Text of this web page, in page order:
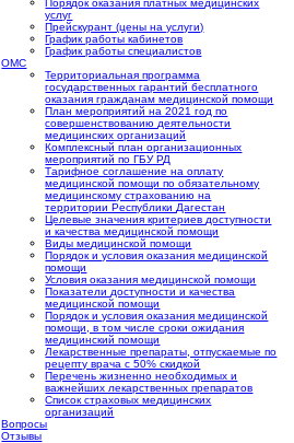
Порядок оказания платных медицинских
услуг
Прейскурант (цены на услуги)
График работы кабинетов
График работы специалистов
ОМС
Территориальная программа
государственных гарантий бесплатного
оказания гражданам медицинской помощи
План мероприятий на 2021 год по
совершенствованию деятельности
медицинских организаций
Комплексный план организационных
мероприятий по ГБУ РД
Тарифное соглашение на оплату
медицинской помощи по обязательному
медицинскому страхованию на
территории Республики Дагестан
Целевые значения критериев доступности
и качества медицинской помощи
Виды медицинской помощи
Порядок и условия оказания медицинской
помощи
Условия оказания медицинской помощи
Показатели доступности и качества
медицинской помощи
Порядок и условия оказания медицинской
помощи, в том числе сроки ожидания
медицинский помощи
Лекарственные препараты, отпускаемые по
рецепту врача с 50% скидкой
Перечень жизненно необходимых и
важнейших лекарственных препаратов
Список страховых медицинских
организаций
Вопросы
Отзывы